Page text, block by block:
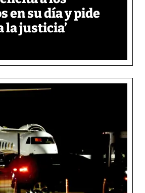
en su día y pide
la justicia’